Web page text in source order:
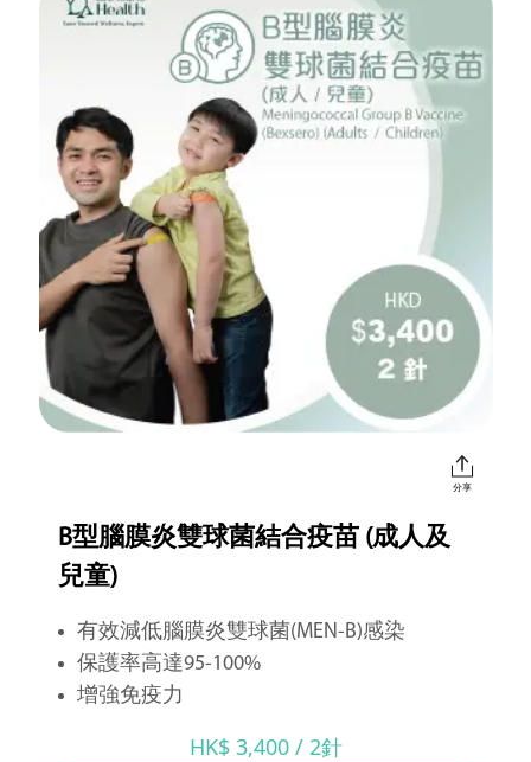
分享
B型腦膜炎雙球菌結合疫苗 (成人及
兒童)
有效減低腦膜炎雙球菌(MEN-B)感染
保護率高達95-100%
增強免疫力
HK$ 3,400 / 2針